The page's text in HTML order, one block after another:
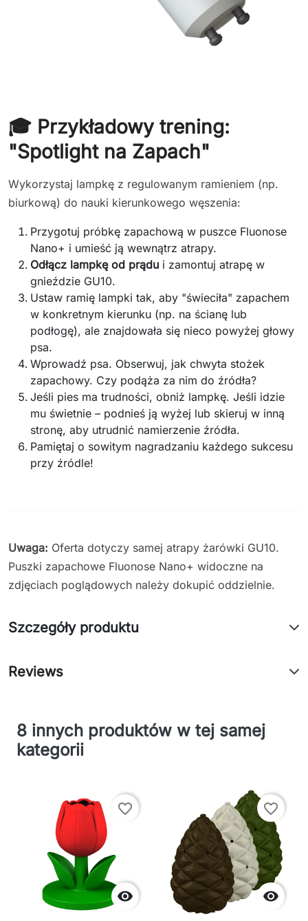
🎓 Przykładowy trening:
"Spotlight na Zapach"
Wykorzystaj lampkę z regulowanym ramieniem (np.
biurkową) do nauki kierunkowego węszenia:
Przygotuj próbkę zapachową w puszce Fluonose
Nano+ i umieść ją wewnątrz atrapy.
Odłącz lampkę od prądu i zamontuj atrapę w
gnieździe GU10.
Ustaw ramię lampki tak, aby "świeciła" zapachem
w konkretnym kierunku (np. na ścianę lub
podłogę), ale znajdowała się nieco powyżej głowy
psa.
Wprowadź psa. Obserwuj, jak chwyta stożek
zapachowy. Czy podąża za nim do źródła?
Jeśli pies ma trudności, obniż lampkę. Jeśli idzie
mu świetnie – podnieś ją wyżej lub skieruj w inną
stronę, aby utrudnić namierzenie źródła.
Pamiętaj o sowitym nagradzaniu każdego sukcesu
przy źródle!
Uwaga: Oferta dotyczy samej atrapy żarówki GU10.
Puszki zapachowe Fluonose Nano+ widoczne na
zdjęciach poglądowych należy dokupić oddzielnie.
Szczegóły produktu
Reviews
8 innych produktów w tej samej
kategorii

favorite_border

favorite_border